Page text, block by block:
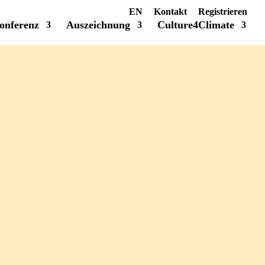
EN Kontakt Registrieren
Auszeichnung Culture4Climate